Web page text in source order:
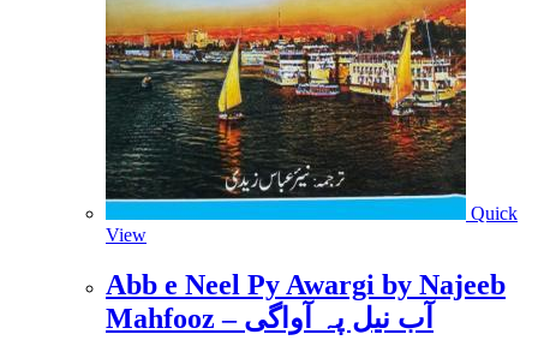
Quick
View
Abb e Neel Py Awargi by Najeeb
Mahfooz – آب نیل پہ آواگی